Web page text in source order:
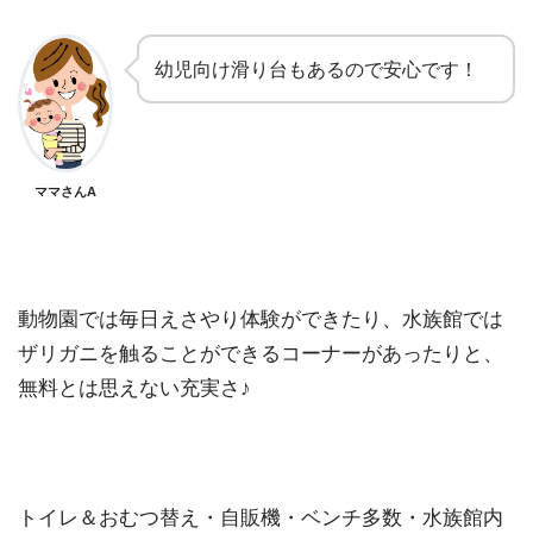
ママさんA
幼児向け滑り台もあるので安心です！
動物園では毎日えさやり体験ができたり、水族館では
ザリガニを触ることができるコーナーがあったりと、
無料とは思えない充実さ♪
トイレ＆おむつ替え・自販機・ベンチ多数・水族館内